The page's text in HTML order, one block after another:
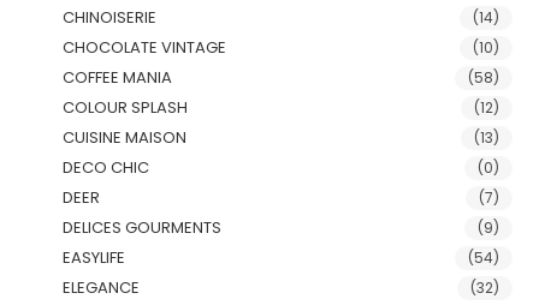
CHINOISERIE (14)
CHOCOLATE VINTAGE (10)
COFFEE MANIA (58)
COLOUR SPLASH (12)
CUISINE MAISON (13)
DECO CHIC (0)
DEER (7)
DELICES GOURMENTS (9)
EASYLIFE (54)
ELEGANCE (32)